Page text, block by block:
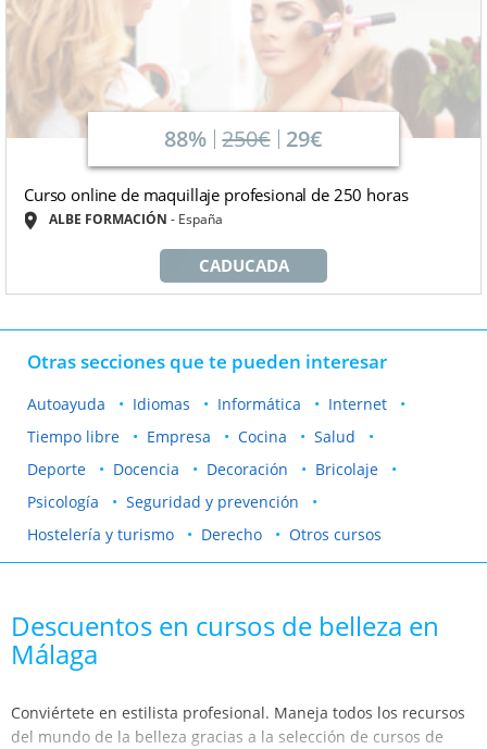
88% 250€ 29€
Curso online de maquillaje profesional de 250 horas
ALBE FORMACIÓN España
CADUCADA
Otras secciones que te pueden interesar
Autoayuda Idiomas Informática
Internet
Tiempo libre
Empresa Cocina
Salud
Deporte
Docencia Decoración
Bricolaje
Psicología
Seguridad y prevención
Hostelería y turismo
Derecho Otros cursos
Descuentos en cursos de belleza en
Málaga
Conviértete en estilista profesional. Maneja todos los recursos
del mundo de la belleza gracias a la selección de cursos de